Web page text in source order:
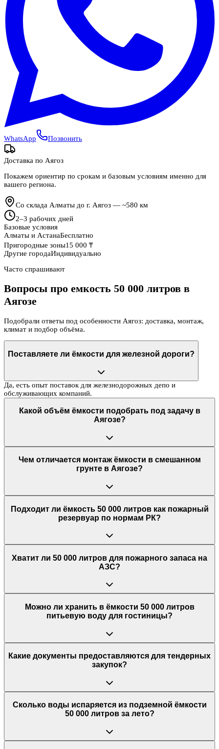
WhatsApp Позвонить
Доставка по Аягоз
Покажем ориентир по срокам и базовым условиям именно для
вашего региона.
Со склада Алматы до г. Аягоз — ~580 км
2–3 рабочих дней
Базовые условия
Алматы и АстанаБесплатно
Пригородные зоны15 000 ₸
Другие городаИндивидуально
Часто спрашивают
Вопросы про емкость 50 000 литров в
Аягозе
Подобрали ответы под особенности Аягоз: доставка, монтаж,
климат и подбор объёма.
Поставляете ли ёмкости для железной дороги?
Да, есть опыт поставок для железнодорожных депо и
обслуживающих компаний.
Какой объём ёмкости подобрать под задачу в
Аягозе?
Чем отличается монтаж ёмкости в смешанном
грунте в Аягозе?
Подходит ли ёмкость 50 000 литров как пожарный
резервуар по нормам РК?
Хватит ли 50 000 литров для пожарного запаса на
АЗС?
Можно ли хранить в ёмкости 50 000 литров
питьевую воду для гостиницы?
Какие документы предоставляются для тендерных
закупок?
Сколько воды испаряется из подземной ёмкости
50 000 литров за лето?